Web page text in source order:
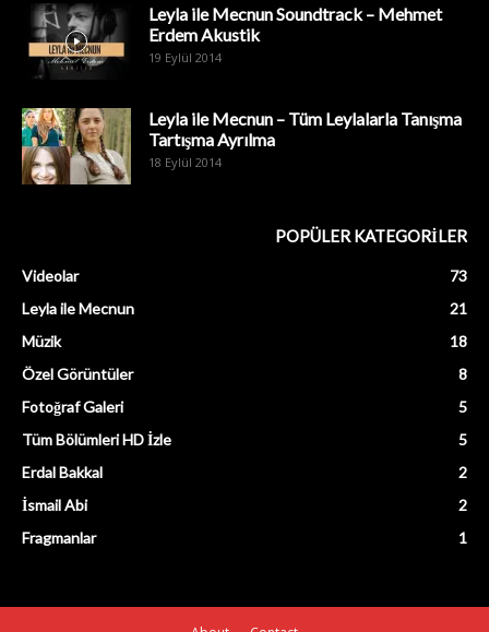
Leyla ile Mecnun Soundtrack – Mehmet
Erdem Akustik
19 Eylül 2014
Leyla ile Mecnun – Tüm Leylalarla Tanışma
Tartışma Ayrılma
18 Eylül 2014
POPÜLER KATEGORİLER
Videolar
73
Leyla ile Mecnun
21
Müzik
18
Özel Görüntüler
8
Fotoğraf Galeri
5
Tüm Bölümleri HD İzle
5
Erdal Bakkal
2
İsmail Abi
2
Fragmanlar
1